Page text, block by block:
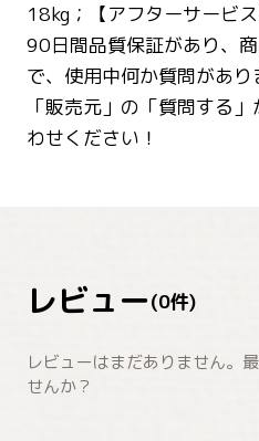
18kg；【アフターサービ
90日間品質保証があり、
で、使用中何か質問があ
「販売元」の「質問する
わせください！
レビュー(0件)
レビューはまだありません。
せんか？